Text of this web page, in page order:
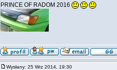
PRINCE OF RADOM 2016
Wysłany: 25 Wrz 2014, 19:30